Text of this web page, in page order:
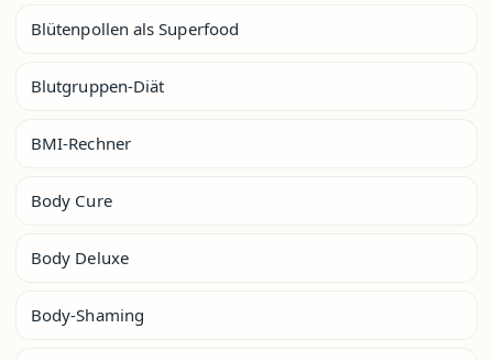
Blütenpollen als Superfood
Blutgruppen-Diät
BMI-Rechner
Body Cure
Body Deluxe
Body-Shaming